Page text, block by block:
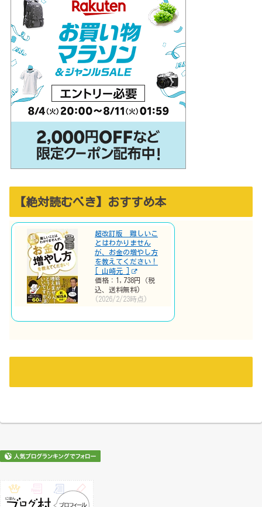
【絶対読むべき】おすすめ本
超改訂版 難しいこ
とはわかりません
が、お金の増やし方
を教えてください！
[ 山崎元 ]
価格：1,738円（税
込、送料無料)
(2026/2/23時点)